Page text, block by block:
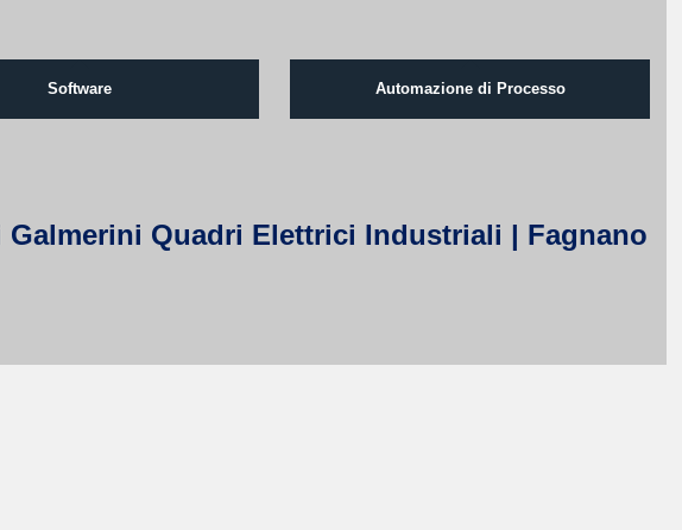
Software Automazione di Processo
Quadri Elettrici Industriali | Fagnano